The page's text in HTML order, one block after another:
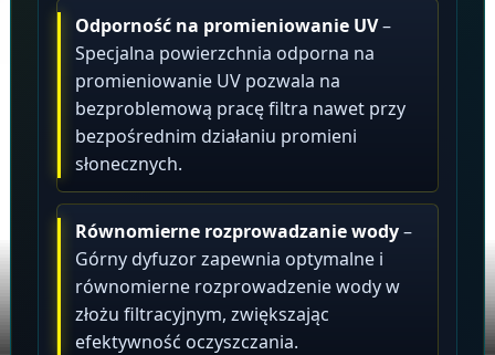
Odporność na promieniowanie UV–
Specjalna powierzchnia odporna na
promieniowanie UV pozwala na
bezproblemową pracę filtra nawet przy
bezpośrednim działaniu promieni
słonecznych.
Równomierne rozprowadzanie wody–
Górny dyfuzor zapewnia optymalne i
równomierne rozprowadzenie wody w
złożu filtracyjnym, zwiększając
efektywność oczyszczania.